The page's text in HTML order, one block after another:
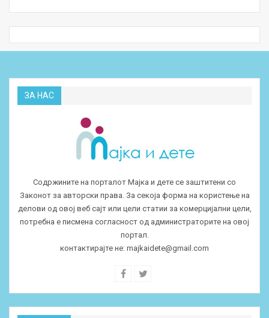
ЗА НАС
Содржините на порталот Мајка и дете се заштитени со
Законот за авторски права. За секоја форма на користење на
делови од овој веб сајт или цели статии за комерцијални цели,
потребна е писмена согласност од администраторите на овој
портал.
контактирајте не: majkaidete@gmail.com